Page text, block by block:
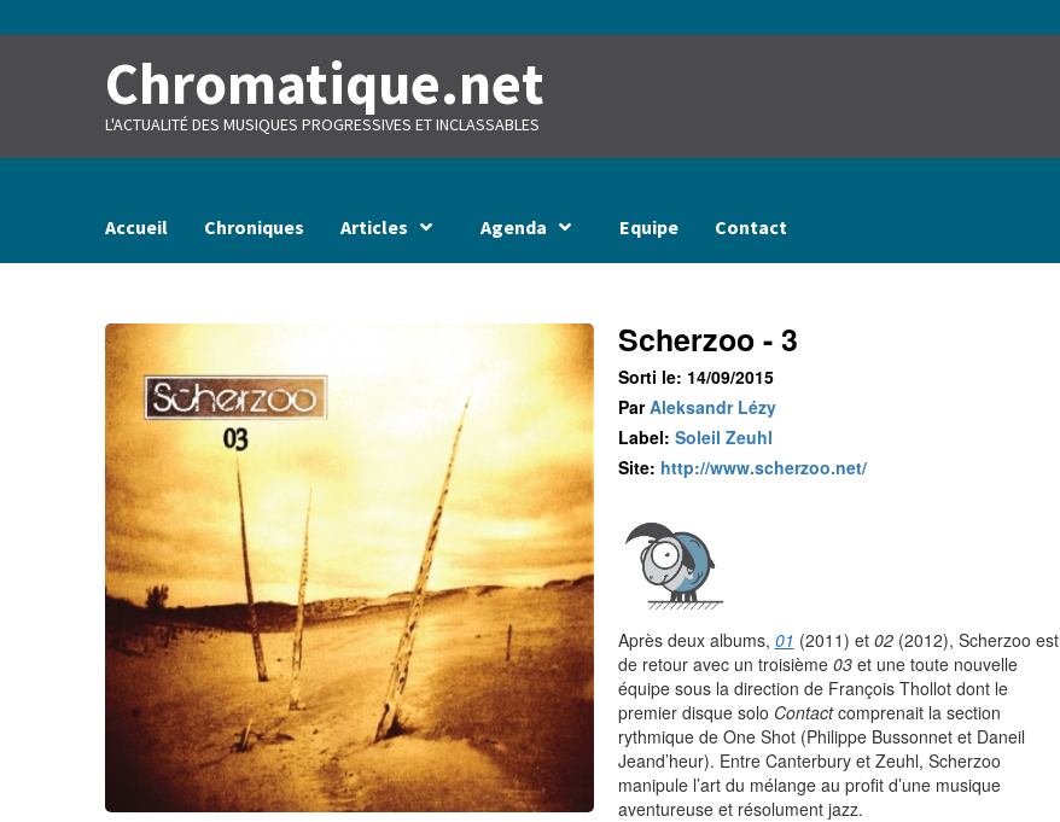
to
Chromatique.net
L'ACTUALITÉ DES MUSIQUES PROGRESSIVES ET INCLASSABLES
Accueil Chroniques Articles Agenda Equipe Contact
Scherzoo - 3
Sorti le: 14/09/2015
ParAleksandr Lézy
Label: Soleil Zeuhl
Site: http://www.scherzoo.net/
Après deux albums, 01 (2011) et 02(2012), Scherzoo est
de retour avec un troisième 03et une toute nouvelle
équipe sous la direction de François Thollot dont le
premier disque solo Contactcomprenait la section
rythmique de One Shot (Philippe Bussonnet et Daneil
Jeand’heur). Entre Canterbury et Zeuhl, Scherzoo
manipule l’art du mélange au profit d’une musique
aventureuse et résolument jazz.